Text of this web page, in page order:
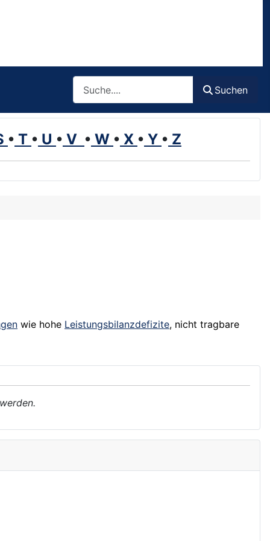
Suchen
• T • U • V • W • X • Y • Z
wie hohe Leistungsbilanzdefizite, nicht tragbare